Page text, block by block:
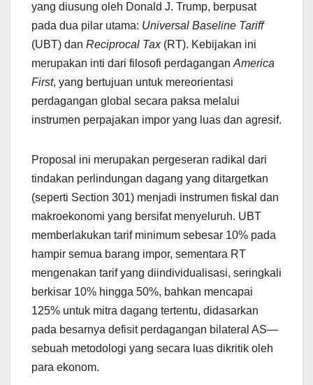
yang diusung oleh Donald J. Trump, berpusat
pada dua pilar utama: Universal Baseline Tariff
(UBT) dan Reciprocal Tax(RT). Kebijakan ini
merupakan inti dari filosofi perdagangan America
First, yang bertujuan untuk mereorientasi
perdagangan global secara paksa melalui
instrumen perpajakan impor yang luas dan agresif.
Proposal ini merupakan pergeseran radikal dari
tindakan perlindungan dagang yang ditargetkan
(seperti Section 301) menjadi instrumen fiskal dan
makroekonomi yang bersifat menyeluruh. UBT
memberlakukan tarif minimum sebesar 10% pada
hampir semua barang impor, sementara RT
mengenakan tarif yang diindividualisasi, seringkali
berkisar 10% hingga 50%, bahkan mencapai
125% untuk mitra dagang tertentu, didasarkan
pada besarnya defisit perdagangan bilateral AS—
sebuah metodologi yang secara luas dikritik oleh
para ekonom.